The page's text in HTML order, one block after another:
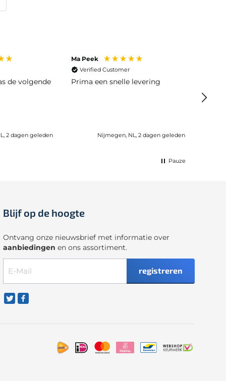
de volgende
2 dagen geleden
Ma Peek
Verified Customer
Prima een snelle levering
Nijmegen, NL, 2 dagen geleden
Pauze
Blijf op de hoogte
Ontvang onze nieuwsbrief met informatie over
aanbiedingen en ons assortiment.
registreren